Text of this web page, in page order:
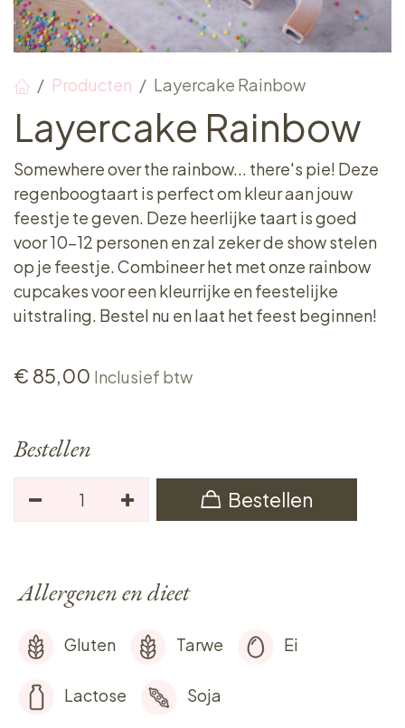
Producten Layercake Rainbow
Layercake Rainbow
Somewhere over the rainbow... there's pie! Deze
regenboogtaart is perfect om kleur aan jouw
feestje te geven. Deze heerlijke taart is goed
voor 10-12 personen en zal zeker de show stelen
op je feestje. Combineer het met onze rainbow
cupcakes voor een kleurrijke en feestelijke
uitstraling. Bestel nu en laat het feest beginnen!
€ 85,00 Inclusief btw
Bestellen
Bestellen
Allergenen en dieet
Gluten Tarwe Ei
Lactose Soja